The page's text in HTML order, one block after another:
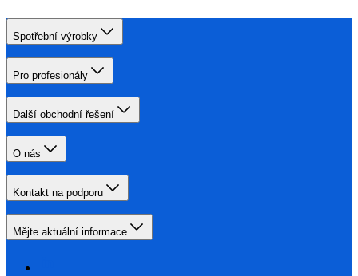
Spotřební výrobky
Pro profesionály
Další obchodní řešení
O nás
Kontakt na podporu
Mějte aktuální informace